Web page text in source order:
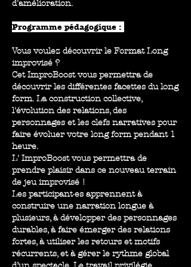
d'amélioration.
Programme pédagogique :
Vous voulez découvrir le Format Long
improvisé ?
Cet ImproBoost vous permettra de
découvrir les différentes facettes du long
form. La construction collective,
l'évolution des relations, des
personnages et les clefs narratives pour
faire évoluer votre long form pendant 1
heure.
L' ImproBoost vous permettra de
prendre plaisir dans ce nouveau terrain
de jeu improvisé !
Les participant·es apprennent à
construire une narration longue à
plusieurs, à développer des personnages
durables, à faire émerger des relations
fortes, à utiliser les retours et motifs
récurrents, et à gérer le rythme global